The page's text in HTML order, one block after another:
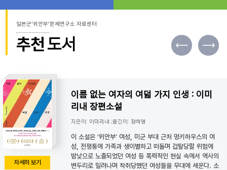
일본군‘위안부’문제연구소 자료센터
추천도서
자세히 보기
이름 없는 여자의 여덟 가지 인생 : 이미
리내 장편소설
지은이: 이미리내 ;옮긴이: 정해영
이 소설은 ‘위안부’ 여성, 미군 부대 근처 멍키하우스의 여
성, 전쟁통에 가족과 생이별하고 떠돌며 겁탈당할 위험에
밤낮으로 노출되었던 여성 등 폭력적인 현실 속에서 역사의
변두리로 밀려나며 착취당했던 여성들을 무대에 세운다. 소